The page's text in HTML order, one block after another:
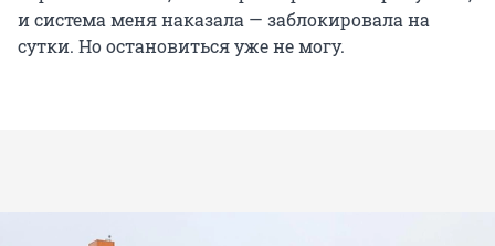
и система меня наказала — заблокировала на
сутки. Но остановиться уже не могу.